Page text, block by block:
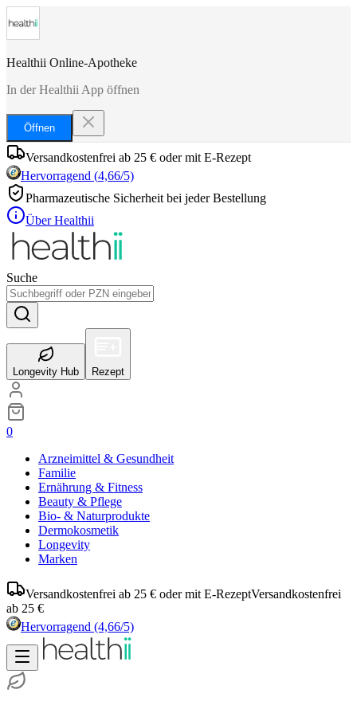
Healthii Online-Apotheke
In der Healthii App öffnen
Öffnen
Versandkostenfrei ab 25 € oder mit E-Rezept
Hervorragend (4,66/5)
Pharmazeutische Sicherheit bei jeder Bestellung
Über Healthii
Suche
Longevity Hub Rezept
0
Arzneimittel & Gesundheit
Familie
Ernährung & Fitness
Beauty & Pflege
Bio- & Naturprodukte
Dermokosmetik
Longevity
Marken
Versandkostenfrei ab 25 € oder mit E-RezeptVersandkostenfrei
ab 25 €
Hervorragend (4,66/5)